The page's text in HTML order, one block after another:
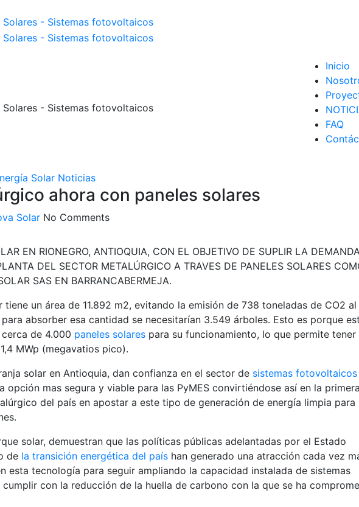
Inicio
FAQ
Solar Noticias
ahora con paneles solares
Solar No Comments
EN RIONEGRO, ANTIOQUIA, CON EL OBJETIVO DE SUPLIR LA
DEL SECTOR METALÚRGICO A TRAVES DE PANELES SOLARES
SAS EN BARRANCABERMEJA.
tiene un área de 11.892 m2, evitando la emisión de 738 toneladas de CO2 al
absorber esa cantidad se necesitarían 3.549 árboles. Esto es porque
de 4.000 paneles solares para su funcionamiento, lo que permite tener
MWp (megavatios pico).
solar en Antioquia, dan confianza en el sector de sistemas fotovoltaicos
opción mas segura y viable para las PyMES convirtiéndose así en la primera
del país en apostar a este tipo de generación de energía limpia para
solar, demuestran que las políticas públicas adelantadas por el Estado
de la transición energética del país han generado una atracción cada vez
esta tecnología para seguir ampliando la capacidad instalada de sistemas
con la reducción de la huella de carbono con la que se ha